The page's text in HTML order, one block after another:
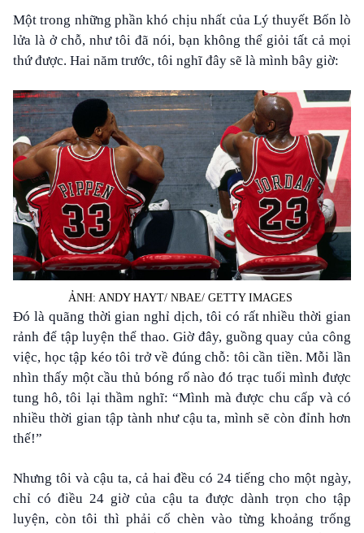
Một trong những phần khó chịu nhất của Lý thuyết Bốn lò
lửa là ở chỗ, như tôi đã nói, bạn không thể giỏi tất cả mọi
thứ được. Hai năm trước, tôi nghĩ đây sẽ là mình bây giờ:
ẢNH: ANDY HAYT/ NBAE/ GETTY IMAGES
Đó là quãng thời gian nghỉ dịch, tôi có rất nhiều thời gian
rảnh để tập luyện thể thao. Giờ đây, guồng quay của công
việc, học tập kéo tôi trở về đúng chỗ: tôi cần tiền. Mỗi lần
nhìn thấy một cầu thủ bóng rổ nào đó trạc tuổi mình được
tung hô, tôi lại thầm nghĩ: “Mình mà được chu cấp và có
nhiều thời gian tập tành như cậu ta, mình sẽ còn đỉnh hơn
thế!”
Nhưng tôi và cậu ta, cả hai đều có 24 tiếng cho một ngày,
chỉ có điều 24 giờ của cậu ta được dành trọn cho tập
luyện, còn tôi thì phải cố chèn vào từng khoảng trống